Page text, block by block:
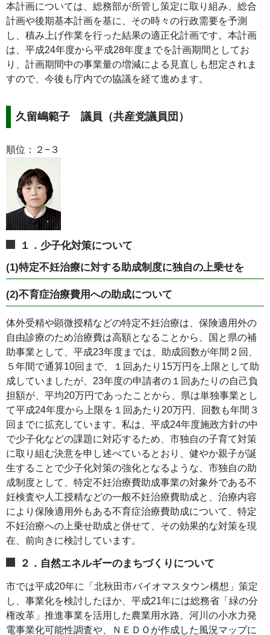
本計画については、総務部が所管し策定に取り組み、総合
計画や後期基本計画を基に、その時々の行政需要を予測
し、積み上げ作業を行った結果の適正化計画です。本計画
は、平成24年度から平成28年度までを計画期間としてお
り、計画期間中の事業量の増減による見直しも想定されま
すので、今後も庁内での協議を経て進めます。
久留嶋範子 議員（共産党議員団）
順位：２−３
１．少子化対策について
(1)特定不妊治療に対する助成制度に独自の上乗せを
(2)不育症治療費用への助成について
体外受精や顕微授精などの特定不妊治療は、保険適用外の
自由診療のため治療費は高額となることから、国と県の補
助事業として、平成23年度までは、助成回数が年間２回、
５年間で通算10回まで、１回あたり15万円を上限として助
成していましたが、23年度の申請者の１回あたりの自己負
担額が、平均20万円であったことから、県は単独事業とし
て平成24年度から上限を１回あたり20万円、回数も年間３
回までに拡充しています。私は、平成24年度施政方針の中
で少子化などの課題に対応するため、市独自の子育て対策
に取り組む決意を申し述べているとおり、健やか親子が誕
生することで少子化対策の強化となるような、市独自の助
成制度として、特定不妊治療費助成事業の対象外である不
妊検査や人工授精などの一般不妊治療費助成と、治療内容
により保険適用外もある不育症治療費助成について、特定
不妊治療への上乗せ助成と併せて、その効果的な対策を現
在、前向きに検討しています。
２．自然エネルギーのまちづくりについて
市では平成20年に「北秋田市バイオマスタウン構想」策定
し、事業化を検討したほか、平成21年には総務省「緑の分
権改革」推進事業を活用した農業用水路、河川の小水力発
電事業化可能性調査や、ＮＥＤＯが作成した風況マップに